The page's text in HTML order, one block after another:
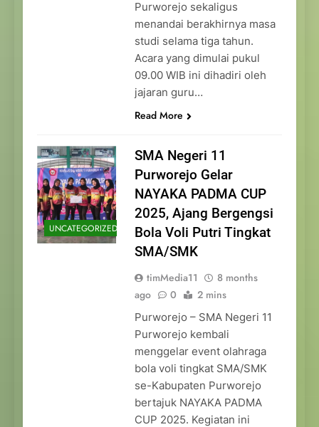
Purworejo sekaligus
menandai berakhirnya masa
studi selama tiga tahun.
Acara yang dimulai pukul
09.00 WIB ini dihadiri oleh
jajaran guru…
Read More
UNCATEGORIZED
SMA Negeri 11
Purworejo Gelar
NAYAKA PADMA CUP
2025, Ajang Bergengsi
Bola Voli Putri Tingkat
SMA/SMK
timMedia11
8 months
ago
0 2 mins
Purworejo – SMA Negeri 11
Purworejo kembali
menggelar event olahraga
bola voli tingkat SMA/SMK
se-Kabupaten Purworejo
bertajuk NAYAKA PADMA
CUP 2025. Kegiatan ini